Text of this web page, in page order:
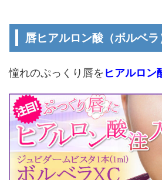
唇ヒアルロン酸（ボルベラ
憧れのぷっくり唇を ヒアルロン